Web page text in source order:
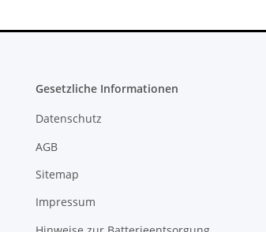
Gesetzliche Informationen
Datenschutz
AGB
Sitemap
Impressum